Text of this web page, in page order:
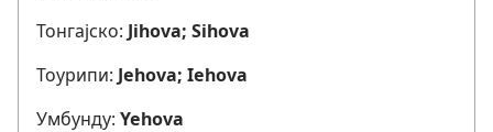
Тонгајско: Jihova; Sihova
Тоурипи: Jehova; Iehova
Умбунду: Yehova